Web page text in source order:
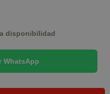
disponibilidad
WhatsApp